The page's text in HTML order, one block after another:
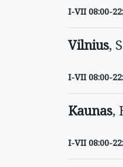
I-VII 08:00-
Vilnius,
I-VII 08:00-
Kaunas,
I-VII 08:00-